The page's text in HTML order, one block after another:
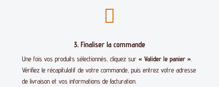

3. Finaliser la commande
Une fois vos produits sélectionnés, cliquez sur « Valider le panier »
Vérifiez le récapitulatif de votre commande, puis entrez votre adresse
de livraison et vos informations de facturation.